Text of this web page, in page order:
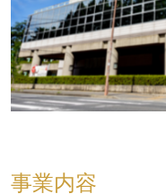
事業内容